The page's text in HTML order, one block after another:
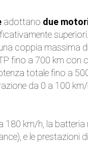
adottano due
coppia massima
fino a 700 km
totale fino a
da 0 a 100
km/h, la
e le prestazioni